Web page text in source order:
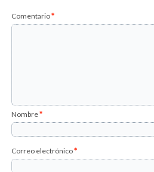
Comentario*
Nombre*
Correo electrónico*